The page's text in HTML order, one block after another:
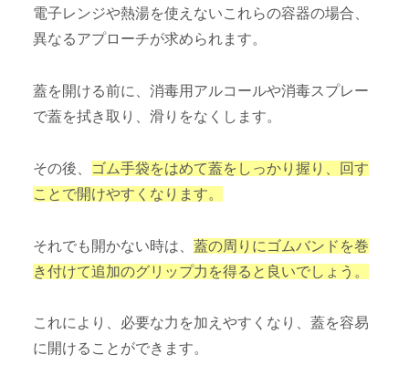
電子レンジや熱湯を使えないこれらの容器の場合、
異なるアプローチが求められます。
蓋を開ける前に、消毒用アルコールや消毒スプレー
で蓋を拭き取り、滑りをなくします。
その後、
ゴム手袋をはめて蓋をしっかり握り、回す
ことで開けやすくなります。
それでも開かない時は、 蓋の周りにゴムバンドを巻
き付けて追加のグリップ力を得ると良いでしょう。
これにより、必要な力を加えやすくなり、蓋を容易
に開けることができます。